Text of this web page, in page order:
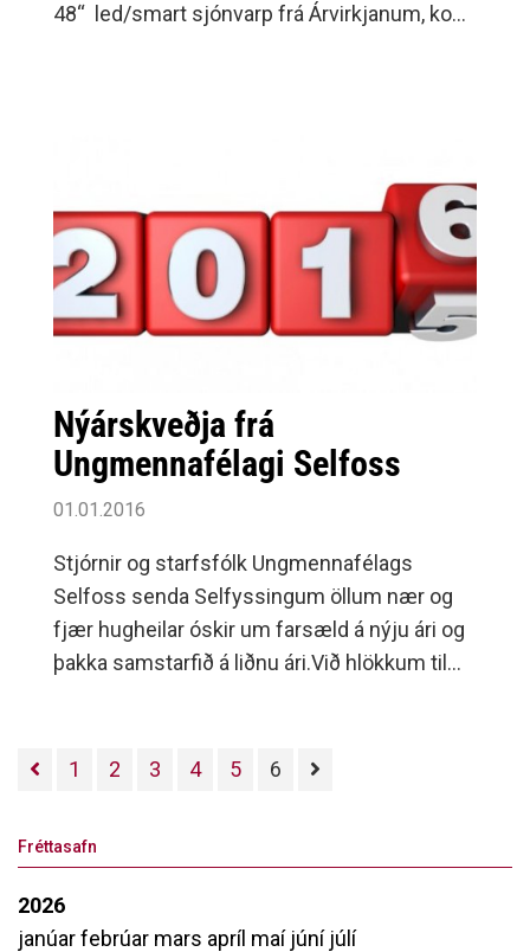
48“ led/smart sjónvarp frá Árvirkjanum, kom
Nýárskveðja frá
Ungmennafélagi Selfoss
01.01.2016
Stjórnir og starfsfólk Ungmennafélags
Selfoss senda Selfyssingum öllum nær og
fjær hugheilar óskir um farsæld á nýju ári og
þakka samstarfið á liðnu ári.Við hlökkum til
1
2 3 4 5 6
Fréttasafn
2026
janúarfebrúar mars apríl maí júní júlí